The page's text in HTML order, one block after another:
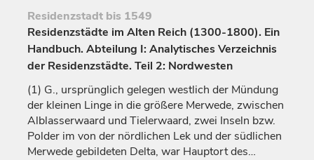
Residenzstadt bis 1549
Residenzstädte im Alten Reich (1300-1800). Ein
Handbuch. Abteilung I: Analytisches Verzeichnis
der Residenzstädte. Teil 2: Nordwesten
(1) G., ursprünglich gelegen westlich der Mündung
der kleinen Linge in die größere Merwede, zwischen
Alblasserwaard und Tielerwaard, zwei Inseln bzw.
Polder im von der nördlichen Lek und der südlichen
Merwede gebildeten Delta, war Hauptort des…